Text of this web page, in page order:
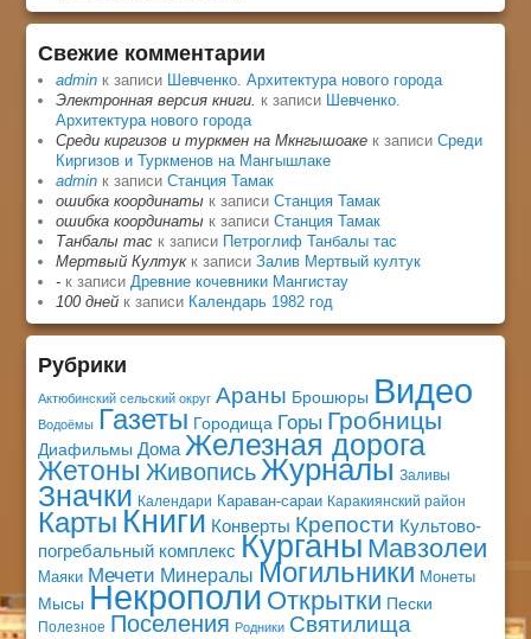
Свежие комментарии
admin к записи Шевченко. Архитектура нового города
Электронная версия книги. к записи Шевченко.
Архитектура нового города
Среди киргизов и туркмен на Мкнгышоаке к записиСреди
Киргизов и Туркменов на Мангышлаке
admin к записиСтанция Тамак
ошибка координаты к записиСтанция Тамак
ошибка координаты к записиСтанция Тамак
Танбалы тас к записи Петроглиф Танбалы тас
Мертвый Култукк записиЗалив Мертвый култук
- к записи Древние кочевники Мангистау
100 дней к записи Календарь 1982 год
Рубрики
Актюбинский сельский округ Араны Брошюры Видео
Водоёмы Газеты Городища Горы Гробницы
Диафильмы Дома Железная дорога
Жетоны Живопись Журналы Заливы
Значки Календари Караван-сараи Каракиянский район
Карты Книги Конверты Крепости Культово-
погребальный комплекс Курганы Мавзолеи
Маяки Мечети Минералы Могильники Монеты
Мысы Некрополи Открытки Пески
Полезное Поселения Родники Святилища